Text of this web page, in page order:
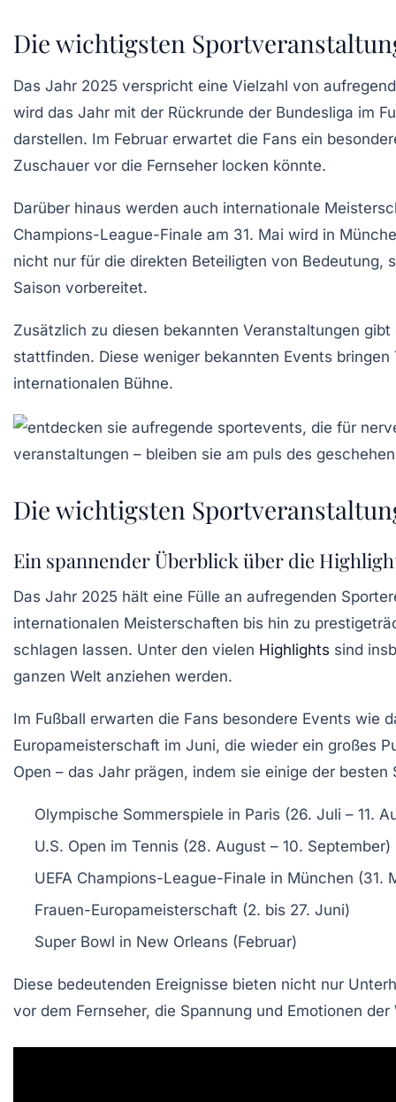
Die wichtigsten
Das Jahr 2025 verspricht eine Vielzahl von
wird das Jahr mit der Rückrunde der Bundesliga im
darstellen. Im Februar erwartet die Fans ein
Zuschauer vor die Fernseher locken könnte.
Darüber hinaus werden auch internationale
Champions-League-Finale am 31. Mai wird in
nicht nur für die direkten Beteiligten von Bedeutung,
Saison vorbereitet.
Zusätzlich zu diesen bekannten Veranstaltungen
stattfinden. Diese weniger bekannten Events
internationalen Bühne.
Die wichtigsten
Ein spannender Überblick über die
Das Jahr 2025 hält eine Fülle an aufregenden
internationalen Meisterschaften bis hin zu
schlagen lassen. Unter den vielen Highlights sind
ganzen Welt anziehen werden.
Im Fußball erwarten die Fans besondere Events wie
Europameisterschaft im Juni, die wieder ein großes
Open – das Jahr prägen, indem sie einige der
Olympische Sommerspiele in Paris (26. Juli – 11.
U.S. Open im Tennis (28. August – 10. September)
UEFA Champions-League-Finale in München (31.
Frauen-Europameisterschaft (2. bis 27. Juni)
Super Bowl in New Orleans (Februar)
Diese bedeutenden Ereignisse bieten nicht nur
vor dem Fernseher, die Spannung und Emotionen der